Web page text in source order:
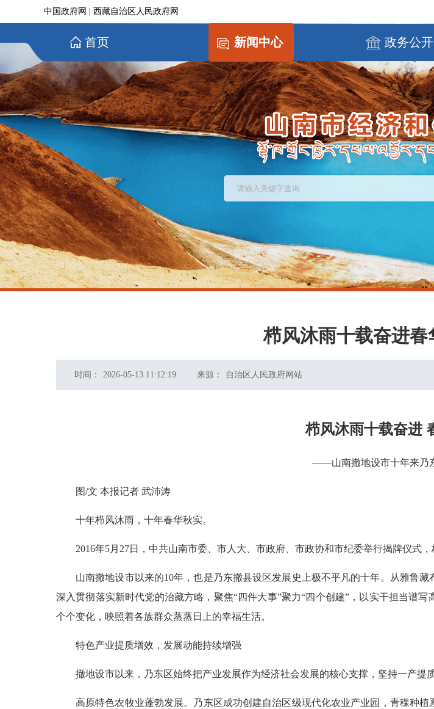
中国政府网 西藏自治区人民政府网
首页 新闻中心 政务公开
栉风沐雨十载奋进
时间： 2026-05-13 11:12:19 来源： 自治区人民政府网站
栉风沐雨十载奋进
——山南撤地设市十年来乃
图/文 本报记者 武沛涛
十年栉风沐雨，十年春华秋实。
2016年5月27日，中共山南市委、市人大、市政府、市政协和市纪委举行揭牌仪式
山南撤地设市以来的10年，也是乃东撤县设区发展史上极不平凡的十年。从雅鲁
深入贯彻落实新时代党的治藏方略，聚焦“四件大事”聚力“四个创建”，以实干担当谱
个个变化，映照着各族群众蒸蒸日上的幸福生活。
特色产业提质增效，发展动能持续增强
撤地设市以来，乃东区始终把产业发展作为经济社会发展的核心支撑，坚持一产提
高原特色农牧业蓬勃发展。乃东区成功创建自治区级现代化农业产业园，青稞种